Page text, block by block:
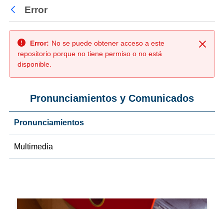
Atrás
Error
Error: No se puede obtener acceso a este
repositorio porque no tiene permiso o no está
disponible.
Pronunciamientos y Comunicados
Pronunciamientos
Multimedia